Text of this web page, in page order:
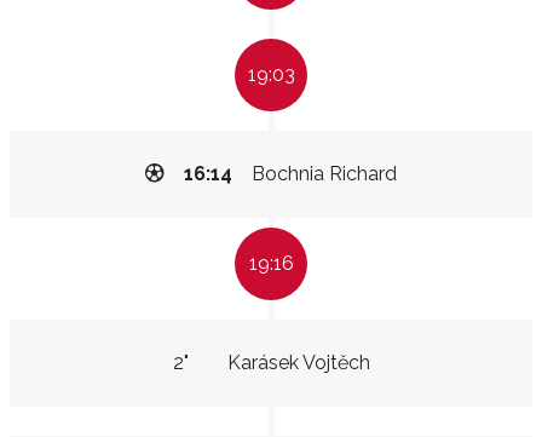
19:03
Bochnia Richard
16:14
19:16
Karásek Vojtěch
2"